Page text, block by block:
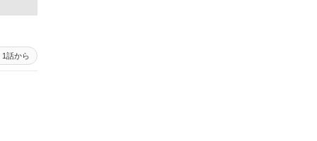
1話から